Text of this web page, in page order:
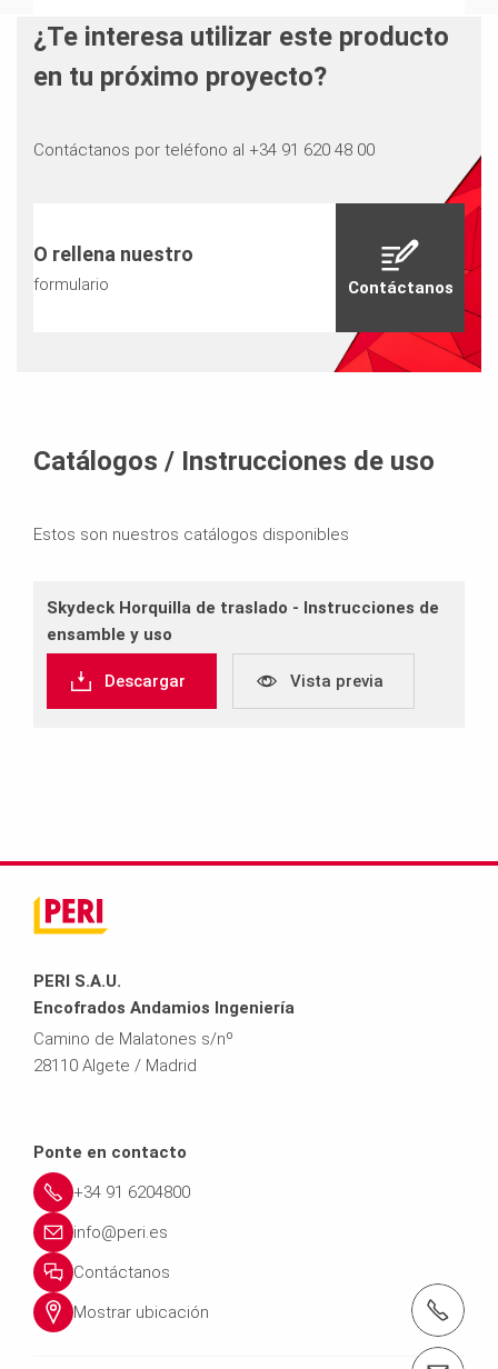
¿Te interesa utilizar este producto
en tu próximo proyecto?
Contáctanos por teléfono al +34 91 620 48 00
O rellena nuestro
formulario Contáctanos
Catálogos / Instrucciones de uso
Estos son nuestros catálogos disponibles
Skydeck Horquilla de traslado ‐ Instrucciones de
ensamble y uso
Descargar Vista previa
PERI S.A.U.
Encofrados Andamios Ingeniería
Camino de Malatones s/nº
28110 Algete / Madrid
Ponte en contacto
+34 91 6204800
info@peri.es
Contáctanos
Mostrar ubicación